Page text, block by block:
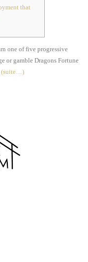
that
one of five progressive
or gamble Dragons Fortune
(suite…)